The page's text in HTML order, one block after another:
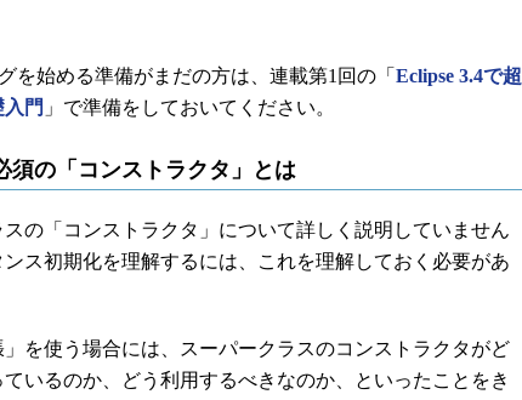
を始める準備がまだの方は、連載第1回の「 Eclipse 3.4で超
門 」で準備をしておいてください。
須の「コンストラクタ」とは
の「コンストラクタ」について詳しく説明していません
ス初期化を理解するには、これを理解しておく必要があ
を使う場合には、スーパークラスのコンストラクタがど
いるのか、どう利用するべきなのか、といったことをき